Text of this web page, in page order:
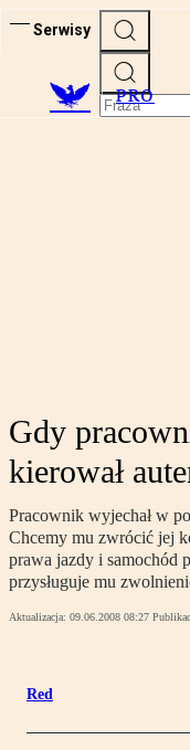
Serwisy
PRO
Gdy
kierował
Pracownik wyjechał w
Chcemy mu zwrócić jej
prawa jazdy i samochód
przysługuje mu
Aktualizacja: 09.06.2008 08:27
Red